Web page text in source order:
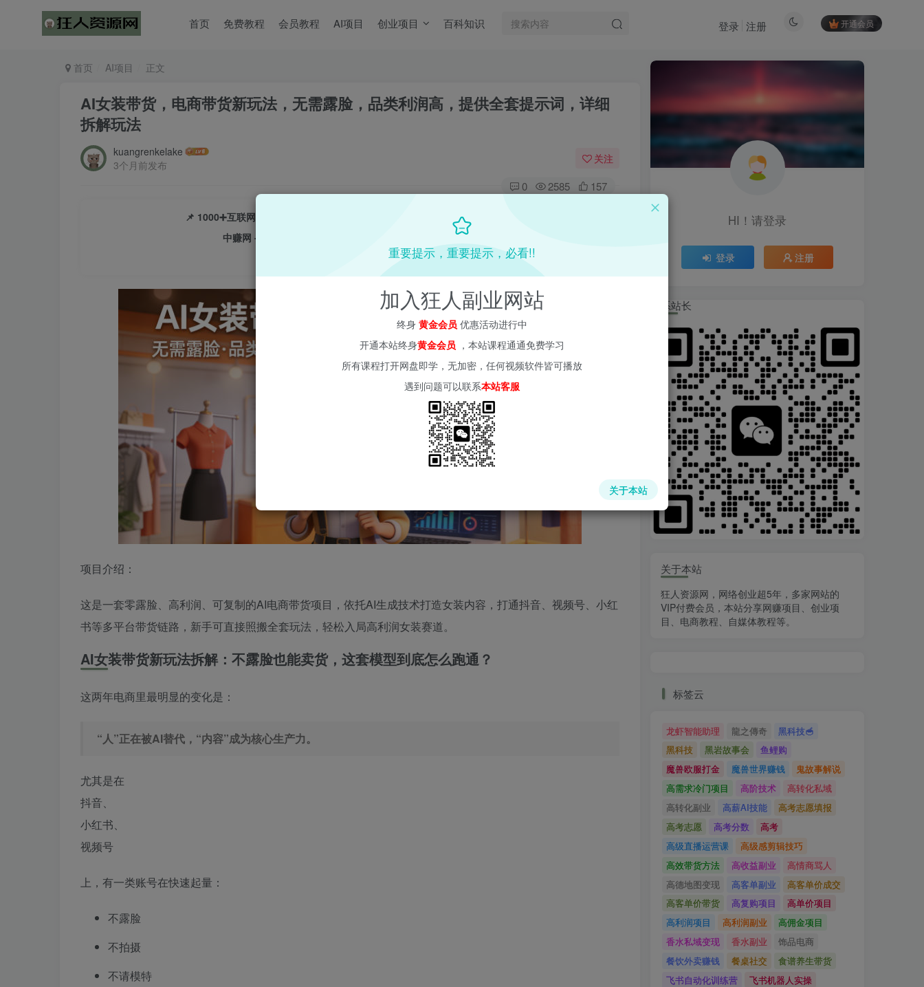
首页 免费教程 会员教程 AI项目 创业项目 百科知识 开通会员
登录 注册
首页 AI项目 正文
AI女装带货，电商带货新玩法，无需露脸，品类利润高，提供全套提示词，详细
拆解玩法
kuangrenkelake
3个月前发布
关注
0 2585 157
📌 1000➕互联网副业项目教程，更多网赚项目，点击以下链接进入本站首页：
中赚网 - 分享各大收费VIP网赚项目和创业教程 - 狂人资源网
项目介绍：
这是一套零露脸、高利润、可复制的AI电商带货项目，依托AI生成技术打造女装内容，打通抖音、视频号、小红
书等多平台带货链路，新手可直接照搬全套玩法，轻松入局高利润女装赛道。
AI女装带货新玩法拆解：不露脸也能卖货，这套模型到底怎么跑通？
这两年电商里最明显的变化是：
“人”正在被AI替代，“内容”成为核心生产力。
尤其是在
抖音、
小红书、
视频号
上，有一类账号在快速起量：
不露脸
不拍摄
不请模特
HI！请登录
登录 注册
HI！请登录
登录 注册
联系站长
关于本站
狂人资源网，网络创业超5年，多家网站的
VIP付费会员，本站分享网赚项目、创业项
目、电商教程、自媒体教程等。
标签云
龙虾智能助理 龍之傳奇
黑科技🥣
黑科技
黑岩故事会
鱼鲤购
魔兽欧服打金
魔兽世界赚钱
鬼故事解说
高需求冷门项目
高阶技术
高转化私域
高转化副业
高薪AI技能
高考志愿填报
高考志愿
高考分数
高考
高级直播运营课
高级感剪辑技巧
高效带货方法
高收益副业
高情商骂人
高德地图变现
高客单副业
高客单价成交
高客单价带货
高复购项目
高单价项目
高利润项目
高利润副业
高佣金项目
香水私域变现
香水副业
饰品电商
餐饮外卖赚钱
餐桌社交
食谱养生带货
飞书自动化训练营
飞书机器人实操
重要提示，重要提示，必看!!
加入狂人副业网站
终身 黄金会员 优惠活动进行中
开通本站终身黄金会员 ，本站课程通通免费学习
所有课程打开网盘即学，无加密，任何视频软件皆可播放
遇到问题可以联系本站客服
关于本站